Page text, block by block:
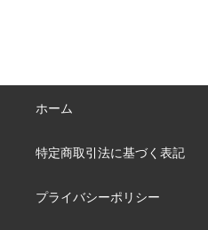
ホーム
特定商取引法に基づく表記
プライバシーポリシー